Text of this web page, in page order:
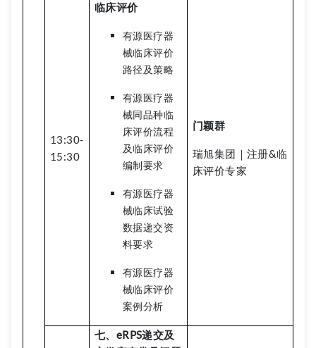
13:30-
15:30
临床评价
有源医疗器
械临床评价
路径及策略
有源医疗器
械同品种临
床评价流程
及临床评价
编制要求
有源医疗器
械临床试验
数据递交资
料要求
有源医疗器
械临床评价
案例分析
门颖群
瑞旭集团｜注册&临
床评价专家
七、eRPS递交及